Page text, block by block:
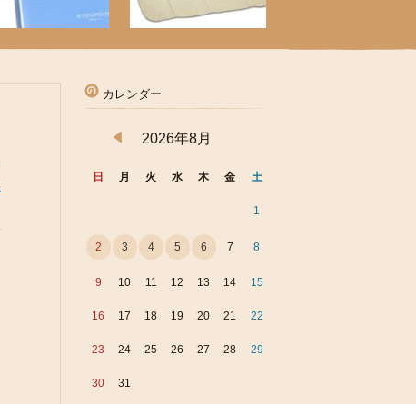
カレンダー
2026年8月
日 月 火 水 木 金 土
1
2 3 4 5 6 7 8
9 10 11 12 13 14 15
16 17 18 19 20 21 22
23 24 25 26 27 28 29
30 31